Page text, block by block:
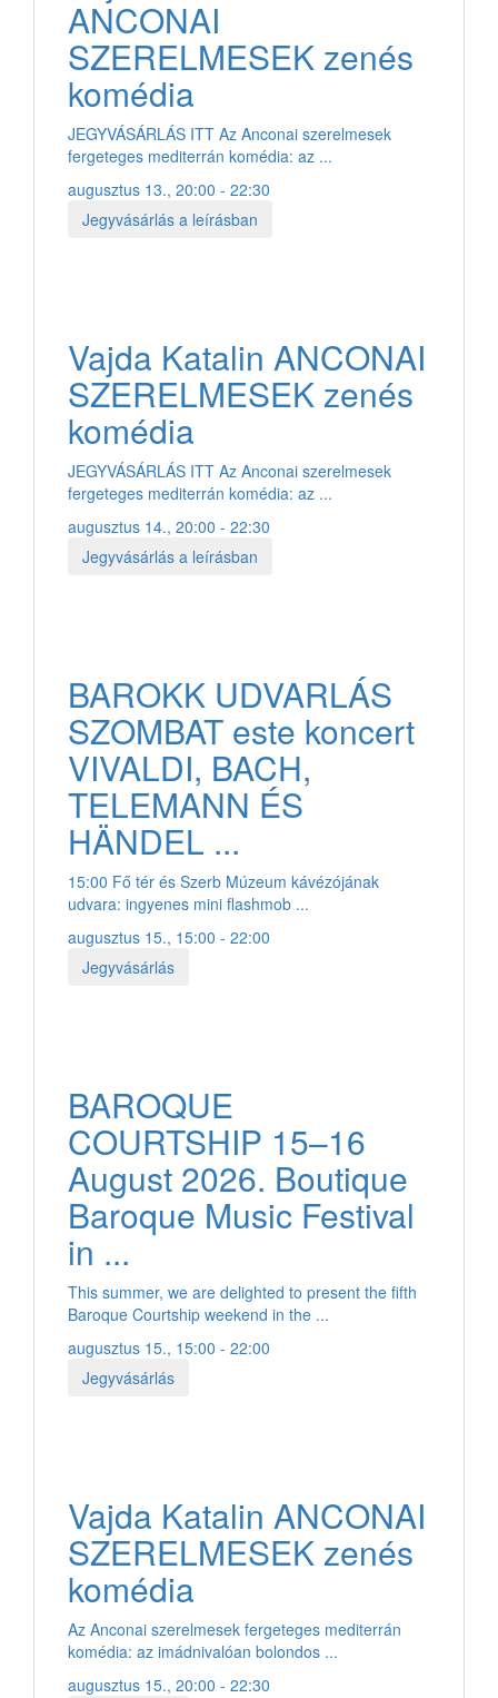
ANCONAI
SZERELMESEK zenés
komédia
JEGYVÁSÁRLÁS ITT Az Anconai szerelmesek
fergeteges mediterrán komédia: az ...
augusztus 13., 20:00 - 22:30
Jegyvásárlás a leírásban
Vajda Katalin ANCONAI
SZERELMESEK zenés
komédia
JEGYVÁSÁRLÁS ITT Az Anconai szerelmesek
fergeteges mediterrán komédia: az ...
augusztus 14., 20:00 - 22:30
Jegyvásárlás a leírásban
BAROKK UDVARLÁS
SZOMBAT este koncert
VIVALDI, BACH,
TELEMANN ÉS
HÄNDEL ...
15:00 Fő tér és Szerb Múzeum kávézójának
udvara: ingyenes mini flashmob ...
augusztus 15., 15:00 - 22:00
Jegyvásárlás
BAROQUE
COURTSHIP 15–16
August 2026. Boutique
Baroque Music Festival
in ...
This summer, we are delighted to present the fifth
Baroque Courtship weekend in the ...
augusztus 15., 15:00 - 22:00
Jegyvásárlás
Vajda Katalin ANCONAI
SZERELMESEK zenés
komédia
Az Anconai szerelmesek fergeteges mediterrán
komédia: az imádnivalóan bolondos ...
augusztus 15., 20:00 - 22:30